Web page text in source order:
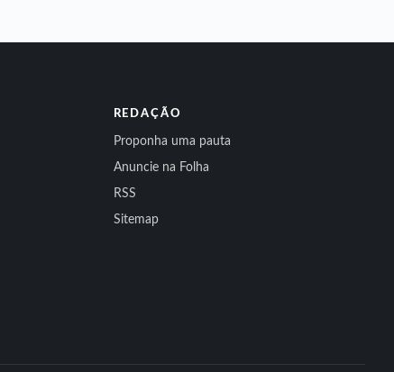
REDAÇÃO
Proponha uma pauta
Anuncie na Folha
RSS
Sitemap